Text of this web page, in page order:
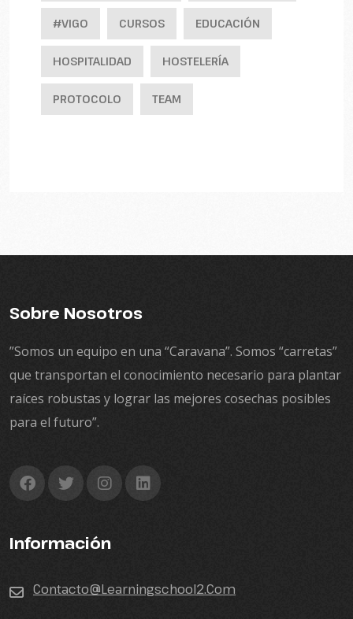
#VIGO CURSOS EDUCACIÓN
HOSPITALIDAD HOSTELERÍA
PROTOCOLO TEAM
Sobre Nosotros
”Somos un equipo en una “Caravana”. Somos “carretas”
que transportan el conocimiento necesario para plantar
raíces robustas y lograr las mejores cosechas posibles
para el futuro”.
Información
Contacto@learningschool2.com